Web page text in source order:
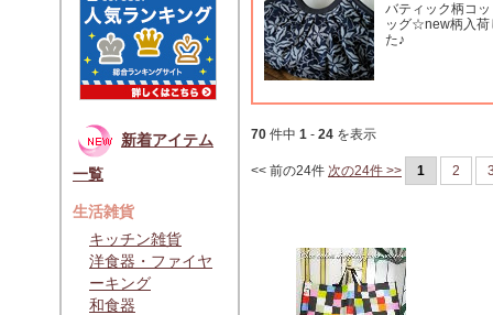
新着アイテム
一覧
生活雑貨
キッチン雑貨
洋食器・ファイヤ
ーキング
和食器
バティック柄コ
ッグ☆new柄入荷
た♪
70 件中 1 - 24 を表示
<< 前の24件 次の24件 >> 1 2